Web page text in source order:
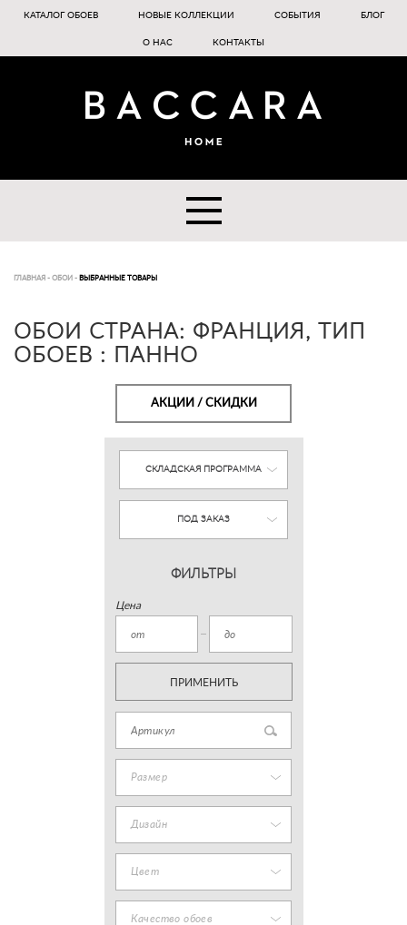
КАТАЛОГ ОБОЕВ НОВЫЕ КОЛЛЕКЦИИ СОБЫТИЯ БЛОГ
О НАС КОНТАКТЫ
ГЛАВНАЯ - ОБОИ - ВЫБРАННЫЕ ТОВАРЫ
ОБОИ СТРАНА: ФРАНЦИЯ, ТИП
ОБОЕВ : ПАННО
АКЦИИ / СКИДКИ
СКЛАДСКАЯ ПРОГРАММА
ПОД ЗАКАЗ
ФИЛЬТРЫ
Цена
ПРИМЕНИТЬ
Размер
Дизайн
Цвет
Качество обоев